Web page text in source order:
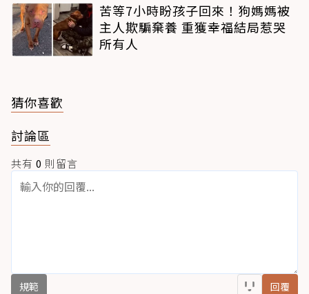
苦等7小時盼孩子回來！狗媽媽被
主人欺騙棄養 重獲幸福結局惹哭
所有人
猜你喜歡
討論區
共有 0 則留言
規範 回覆